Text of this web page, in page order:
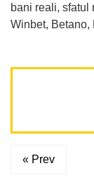
bani reali, sfatul
Winbet, Betano,
« Prev